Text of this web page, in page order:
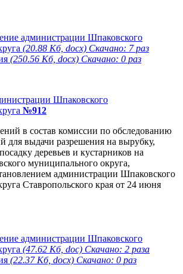
администрации Шпаковского
(20.88 Кб, docx) Скачано: 7 раз
(250.56 Кб, docx) Скачано: 0 раз
Шпаковского
№912
в состав комиссии по обследованию
для выдачи разрешения на вырубку,
деревьев и кустарников на
муниципального округа,
администрации Шпаковского
Ставропольского края от 24 июня
администрации Шпаковского
(47.62 Кб, doc) Скачано: 2 раза
(22.37 Кб, docx) Скачано: 0 раз